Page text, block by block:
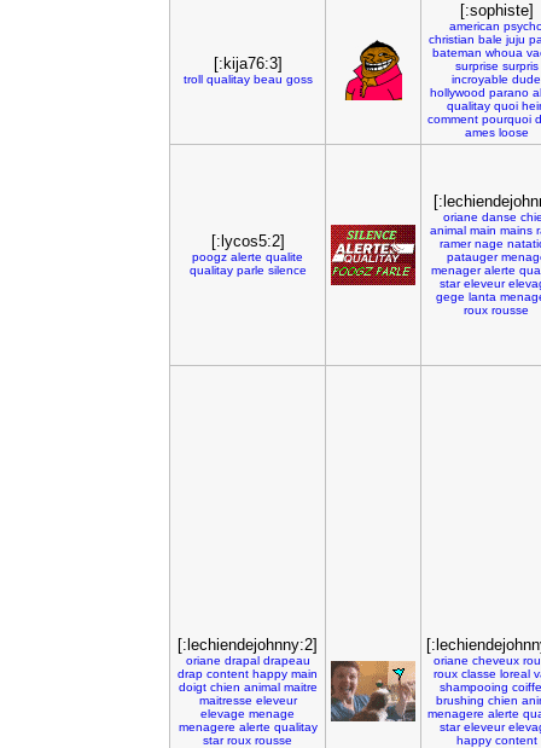
[:kija76:3]
troll qualitay beau goss
[:sophiste]
american
christian bale juju
bateman whoua
surprise surpris
incroyable dude
hollywood parano
qualitay quoi
comment pourquoi
ames loose
[:lycos5:2]
poogz alerte qualite
qualitay parle silence
oriane danse
animal main mains
ramer nage
patauger
menager alerte
star eleveur
gege lanta
roux rousse
[:lechiendejohnny:2]
oriane drapal drapeau
drap content happy main
doigt chien animal maitre
maitresse eleveur
elevage menage
menagere alerte qualitay
star roux rousse
oriane cheveux
roux classe loreal
shampooing
brushing chien
menagere alerte
star eleveur
happy content